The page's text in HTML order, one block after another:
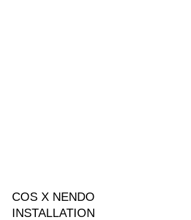
COS X NENDO
INSTALLATION